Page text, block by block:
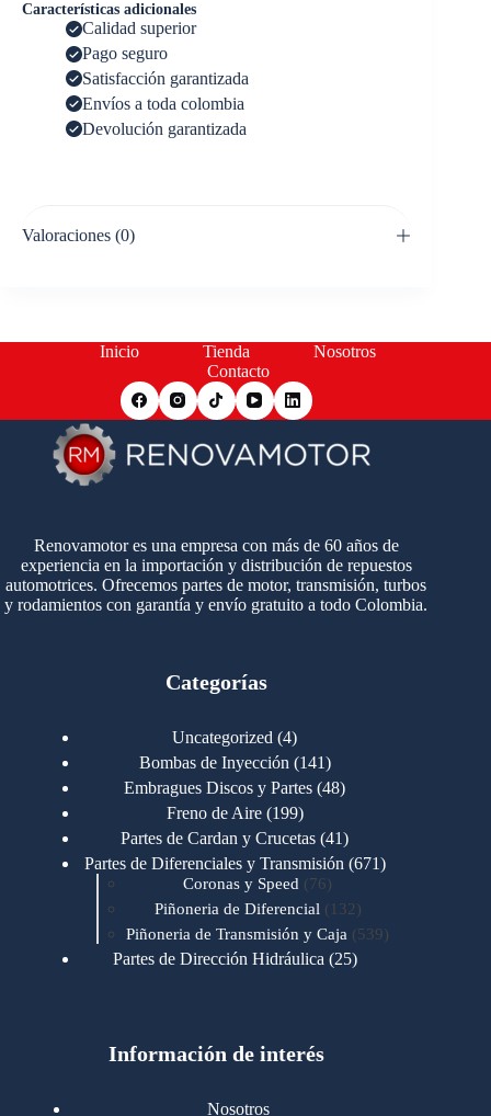
Características adicionales
Calidad superior
Pago seguro
Satisfacción garantizada
Envíos a toda colombia
Devolución garantizada
Valoraciones (0)
Inicio Tienda
Nosotros
Contacto
Renovamotor es una empresa con más de 60 años de
experiencia en la importación y distribución de repuestos
automotrices. Ofrecemos partes de motor, transmisión, turbos
y rodamientos con garantía y envío gratuito a todo Colombia.
Categorías
Uncategorized 44
productos
Bombas de Inyección 141141
productos
Embragues Discos y Partes 4848
Freno de Aire 199199
productos
Partes de Cardan y Crucetas 4141
productos
Partes de Diferenciales y Transmisión 671671
Coronas y Speed 7676
productos
Piñoneria de Diferencial 132 132
productos
Piñoneria de Transmisión y Caja 539539
Partes de Dirección Hidráulica 2525
Motores Cummins 723
Información de interés
Nosotros